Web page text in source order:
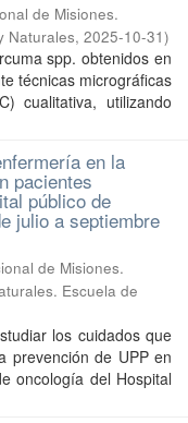
de Misiones.
Naturales, 2025-10-31)
spp. obtenidos en
técnicas micrográficas
cualitativa, utilizando
en la
pacientes
público de
julio a septiembre
de Misiones.
Escuela de
los cuidados que
prevención de UPP en
oncología del Hospital